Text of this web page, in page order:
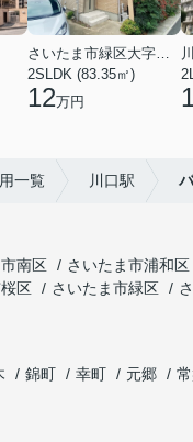
2SLDK (83.35㎡)
12万円
一覧 川口駅
南区 さいたま市浦和区
区 さいたま市緑区
錦町 幸町 元郷